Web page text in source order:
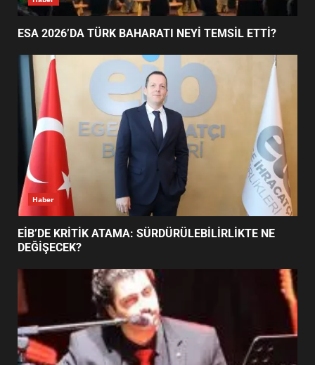
5
UZATILDI: NE DEĞİŞTİ?
6
BURHANİYE SATRANÇ
TURNUVASI KAYITLARI NEYİ
DEĞİŞTİRİYOR?
BURHANİYE BELEDİYESPOR’DA
YENİ YÖNETİM NASIL
ESA 2026’DA TÜRK BAHARATI NEYİ TEMSİL ETTİ?
Haber
EİB’DE KRİTİK ATAMA: SÜRDÜRÜLEBİLİRLİKTE NE
DEĞİŞECEK?